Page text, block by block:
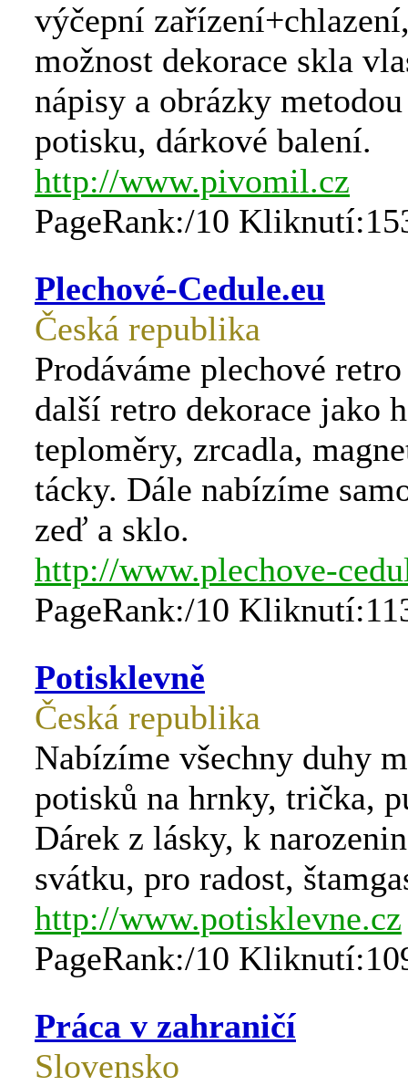
výčepní
možnost dekorace skla
nápisy a obrázky
potisku, dárkové balení.
http://www.pivomil.cz
PageRank:/10
Plechové-Cedule.eu
Česká republika
Prodáváme plechové
další retro dekorace jako
teploměry, zrcadla,
tácky. Dále nabízíme
zeď a sklo.
http://www.plechove-
PageRank:/10
Potisklevně
Česká republika
Nabízíme všechny duhy
potisků na hrnky, trička,
Dárek z lásky, k
svátku, pro radost,
http://www.potisklevne.cz
PageRank:/10
Práca v zahraničí
Slovensko